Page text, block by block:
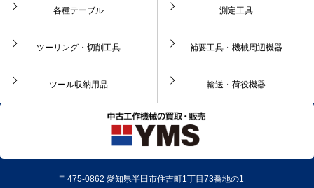
各種テーブル 測定工具
ツーリング・切削工具 補要工具・機械周辺機器
ツール収納用品 輸送・荷役機器
〒475-0862 愛知県半田市住吉町1丁目73番地の1